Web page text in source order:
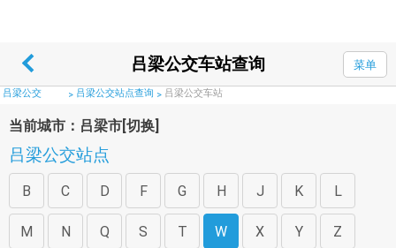
吕梁公交车站查询 菜单
吕梁公交 > 吕梁公交站点查询 > 吕梁公交车站
当前城市：吕梁市[切换]
吕梁公交站点
B C D F G H J K L
M N Q S T W X Y Z